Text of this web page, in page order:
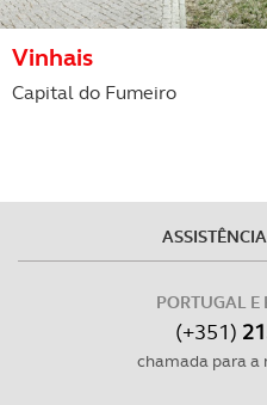
Vinhais
Capital do Fumeiro
PORTUGAL E
(+351)
chamada para a